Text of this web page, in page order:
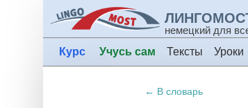
немецкий для
Курс Учусь сам Тексты Уроки
← В словарь